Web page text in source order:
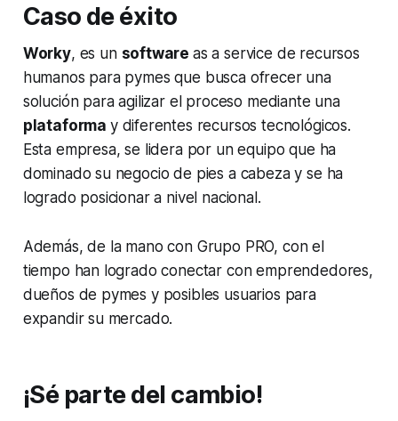
Caso de éxito
Worky, es un software as a service de recursos
humanos para pymes que busca ofrecer una
solución para agilizar el proceso mediante una
plataforma y diferentes recursos tecnológicos.
Esta empresa, se lidera por un equipo que ha
dominado su negocio de pies a cabeza y se ha
logrado posicionar a nivel nacional.
Además, de la mano con Grupo PRO, con el
tiempo han logrado conectar con emprendedores,
dueños de pymes y posibles usuarios para
expandir su mercado.
¡Sé parte del cambio!